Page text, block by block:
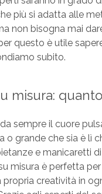
più si adatta alle
non bisogna mai
questo è utile
subito.
misura:
sempre il cuore
o grande che sia è lì
e manicaretti
misura è perfetta
propria creatività in